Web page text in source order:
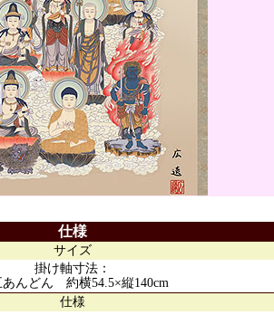
仕様
サイズ
掛け軸寸法：
あんどん 約横54.5×縦140cm
仕様